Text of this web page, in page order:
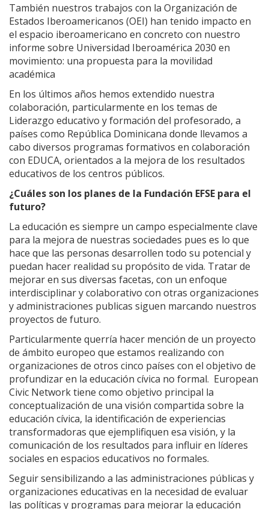
También nuestros trabajos con la Organización de
Estados Iberoamericanos (OEI) han tenido impacto en
el espacio iberoamericano en concreto con nuestro
informe sobre Universidad Iberoamérica 2030 en
movimiento: una propuesta para la movilidad
académica
En los últimos años hemos extendido nuestra
colaboración, particularmente en los temas de
Liderazgo educativo y formación del profesorado, a
países como República Dominicana donde llevamos a
cabo diversos programas formativos en colaboración
con EDUCA, orientados a la mejora de los resultados
educativos de los centros públicos.
¿Cuáles son los planes de la Fundación EFSE para el
futuro?
La educación es siempre un campo especialmente clave
para la mejora de nuestras sociedades pues es lo que
hace que las personas desarrollen todo su potencial y
puedan hacer realidad su propósito de vida. Tratar de
mejorar en sus diversas facetas, con un enfoque
interdisciplinar y colaborativo con otras organizaciones
y administraciones publicas siguen marcando nuestros
proyectos de futuro.
Particularmente querría hacer mención de un proyecto
de ámbito europeo que estamos realizando con
organizaciones de otros cinco países con el objetivo de
profundizar en la educación cívica no formal. European
Civic Network tiene como objetivo principal la
conceptualización de una visión compartida sobre la
educación cívica, la identificación de experiencias
transformadoras que ejemplifiquen esa visión, y la
comunicación de los resultados para influir en líderes
sociales en espacios educativos no formales.
Seguir sensibilizando a las administraciones públicas y
organizaciones educativas en la necesidad de evaluar
las políticas y programas para mejorar la educación